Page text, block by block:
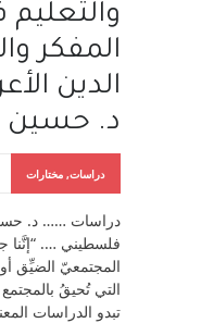
المفكر
الدين
د. حسين
دراسات, مختارات
دراسات …… د.
فلسطيني ….
المجتمعيّ الضيِّق
تبدو الدراسات